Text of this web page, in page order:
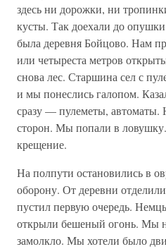
здесь ни дорожки, ни
кусты. Так доехали до
была деревня Бойцово. Нам
или четыреста метров
снова лес. Старшина сел с
и мы понеслись галопом.
сразу — пулеметы, автоматы.
сторон. Мы попали в
крещение.
На полпути остановились в
оборону. От деревни
пустил первую очередь.
открыли бешеный огонь. Мы
замолкло. Мы хотели было